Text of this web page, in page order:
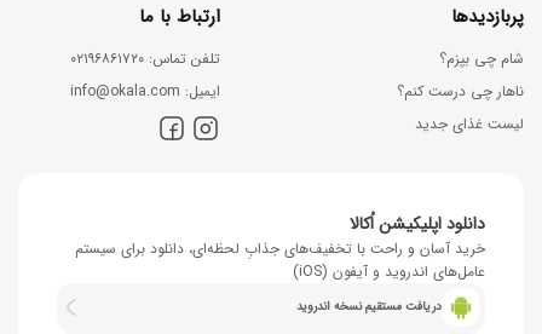
پربازدیدها
شام چی بپزم؟
ناهار چی درست کنم؟
لیست غذای جدید
ارتباط با ما
ﺗﻠﻔﻦ ﺗﻤﺎس: ۰۲۱۹۶۸۶۱۷۲۰
اﯾﻤﯿﻞ: info@okala.com
دانلود اپلیکیشن اُکالا
خرید آسان و راحت با تخفیف‌های جذابِ لحظه‌ای، دانلود برای سیستم
عامل‌های اندروید و آیفون (iOS)
دریافت مستقیم نسخه اندروید